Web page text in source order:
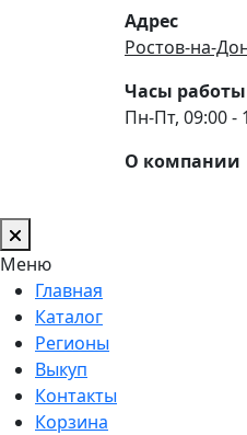
Адрес
Ростов-на-
Часы работы
Пн-Пт, 09:00 -
О компании
Меню
Главная
Каталог
Регионы
Выкуп
Контакты
Корзина